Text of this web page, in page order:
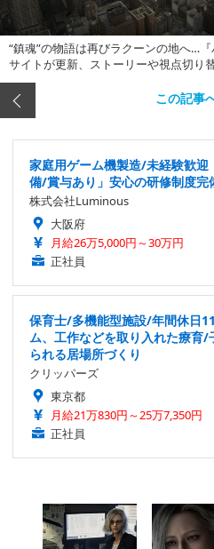
“鎮魂”の物語は再びラクーンの地へ…
サイトが更新、ストーリーや視点切り
この記事
家庭用ゲーム機製造/未経験歓
備/賞与あり」安心の研修制度完
株式会社Luminous
大阪府
月給26万5,000円～30万円
正社員
保育士/多機能型施設/年間休日
ム、工作などを取り入れた療育
られる居場所づくり
クリッパーズ
東京都
月給21万830円～25万7,350円
正社員